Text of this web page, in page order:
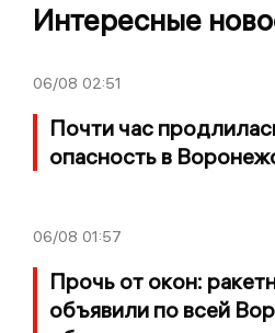
Интересные
06/08 02:51
Почти час
опасность в
06/08 01:57
Прочь от окон:
объявили по всей